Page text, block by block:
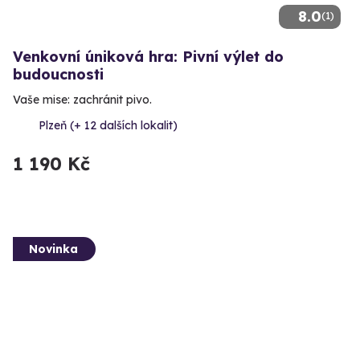
8.0(1)
Venkovní úniková hra: Pivní výlet do
budoucnosti
Vaše mise: zachránit pivo.
Plzeň (+ 12 dalších lokalit)
1 190 Kč
Novinka